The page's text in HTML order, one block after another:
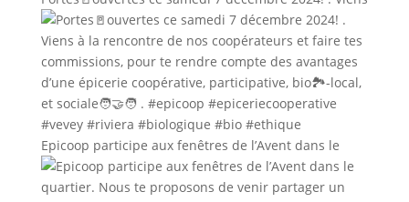
Epicoop participe aux fenêtres de l’Avent dans le